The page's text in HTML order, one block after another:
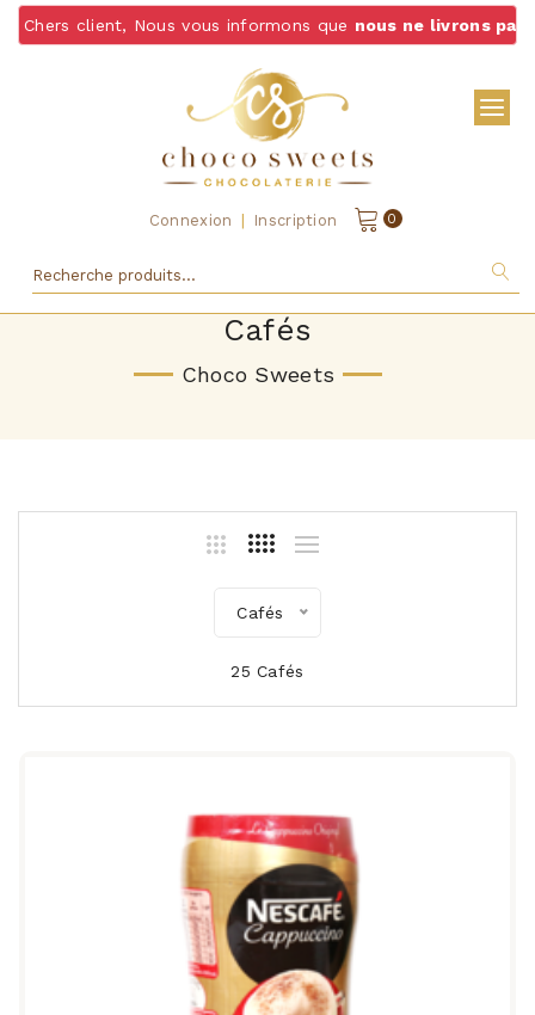
Nous vous informons quenous ne livrons pas de
Connexion | Inscription 0
Cafés
Choco Sweets
Cafés
25 Cafés